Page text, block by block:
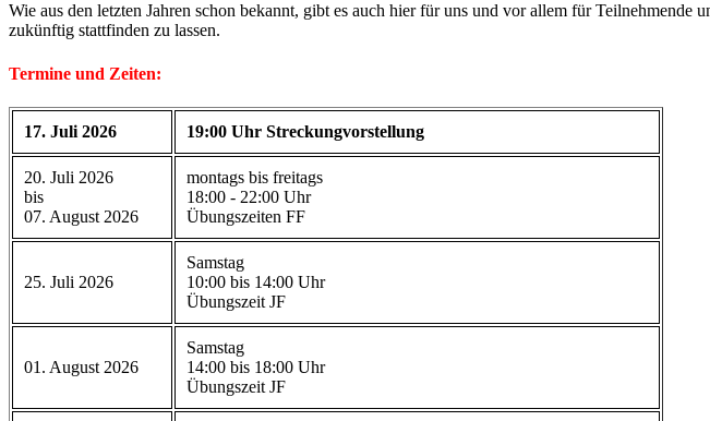
Wie aus den letzten Jahren schon bekannt, gibt es auch hier für uns und vor allem für
zukünftig stattfinden zu lassen.
Termine und Zeiten:
17. Juli 2026 19:00 Uhr Streckungvorstellung
20. Juli 2026
bis
07. August 2026
montags bis freitags
18:00 - 22:00 Uhr
Übungszeiten FF
25. Juli 2026
Samstag
10:00 bis 14:00 Uhr
Übungszeit JF
01. August 2026
Samstag
14:00 bis 18:00 Uhr
Übungszeit JF